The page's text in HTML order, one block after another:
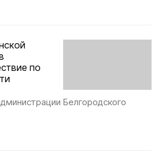
по
Белгородского